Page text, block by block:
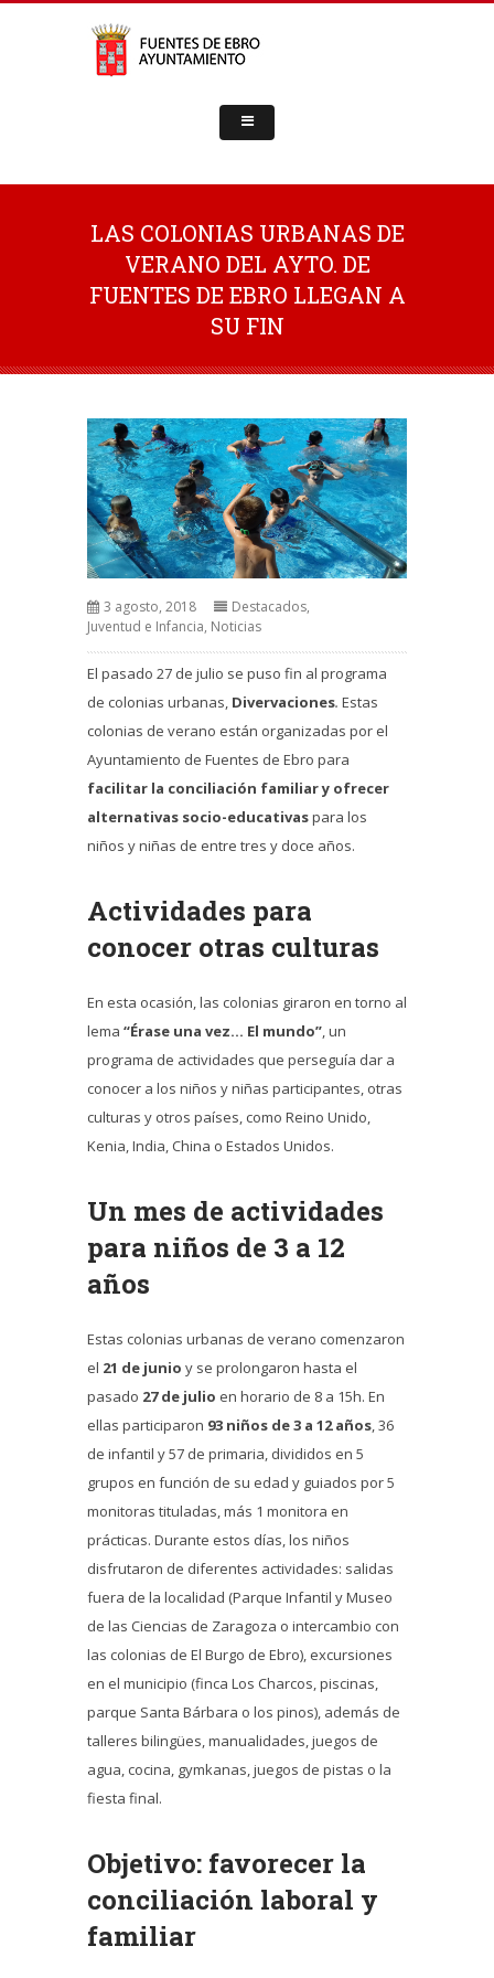
LAS COLONIAS URBANAS DE
VERANO DEL AYTO. DE
FUENTES DE EBRO LLEGAN A
SU FIN
3 agosto, 2018 Destacados,
Juventud e Infancia, Noticias
El pasado 27 de julio se puso fin al programa
de colonias urbanas, Divervaciones. Estas
colonias de verano están organizadas por el
Ayuntamiento de Fuentes de Ebro para
facilitar la conciliación familiar y ofrecer
alternativas socio-educativaspara los
niños y niñas de entre tres y doce años.
Actividades para
conocer otras culturas
En esta ocasión, las colonias giraron en torno al
lema “Érase una vez… El mundo”, un
programa de actividades que perseguía dar a
conocer a los niños y niñas participantes, otras
culturas y otros países, como Reino Unido,
Kenia, India, China o Estados Unidos.
Un mes de actividades
para niños de 3 a 12
años
Estas colonias urbanas de verano comenzaron
el 21 de junio y se prolongaron hasta el
pasado 27 de julio en horario de 8 a 15h. En
ellas participaron 93 niños de 3 a 12 años, 36
de infantil y 57 de primaria, divididos en 5
grupos en función de su edad y guiados por 5
monitoras tituladas, más 1 monitora en
prácticas. Durante estos días, los niños
disfrutaron de diferentes actividades: salidas
fuera de la localidad (Parque Infantil y Museo
de las Ciencias de Zaragoza o intercambio con
las colonias de El Burgo de Ebro), excursiones
en el municipio (finca Los Charcos, piscinas,
parque Santa Bárbara o los pinos), además de
talleres bilingües, manualidades, juegos de
agua, cocina, gymkanas, juegos de pistas o la
fiesta final.
Objetivo: favorecer la
conciliación laboral y
familiar